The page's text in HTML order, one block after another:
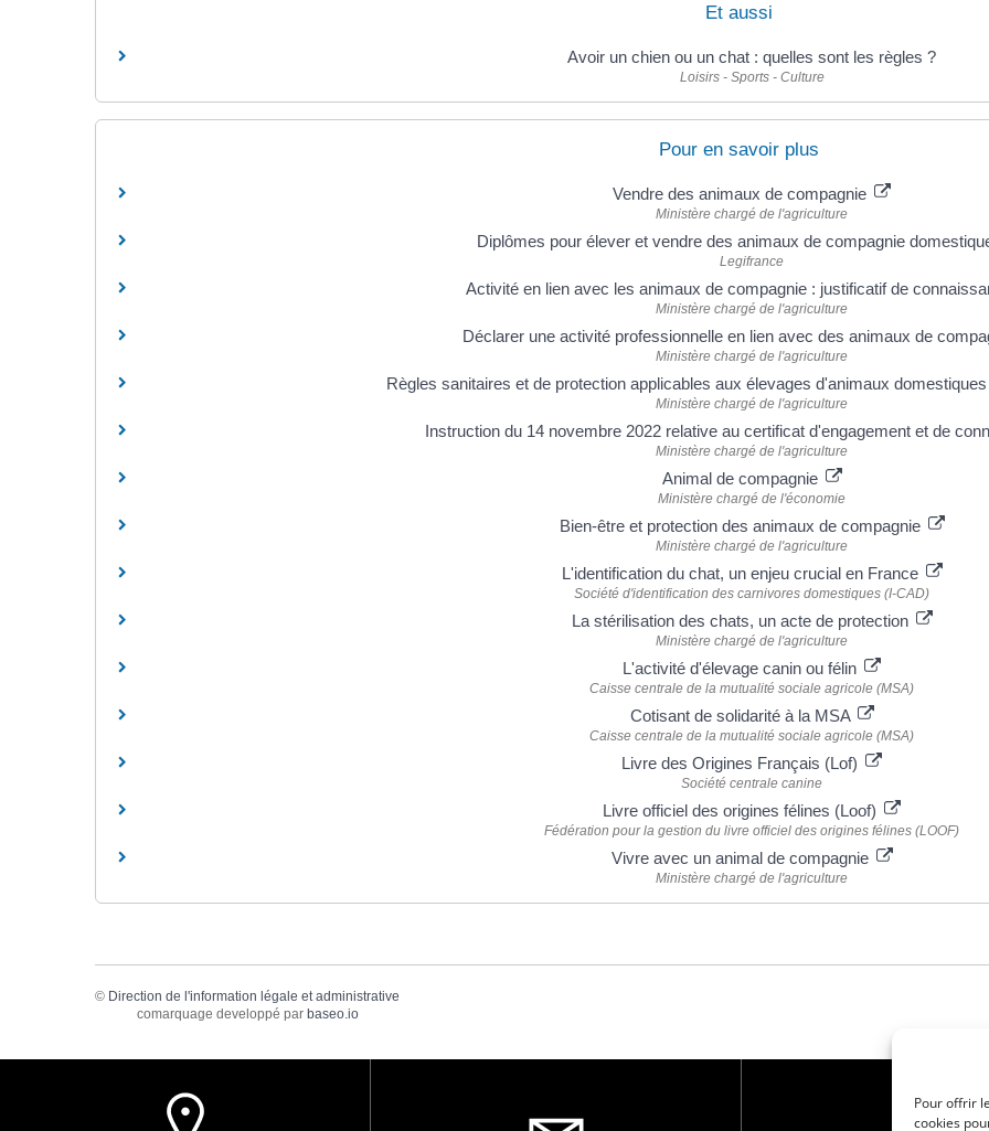
Pour offrir
cookies
Et aussi
Avoir un chien ou un chat : quelles sont les règles ?
Loisirs - Sports - Culture
Pour en savoir plus
Vendre des animaux de compagnie
Ministère chargé de l'agriculture
Diplômes pour élever et vendre des animaux de compagnie
Legifrance
Activité en lien avec les animaux de compagnie : justificatif de
Ministère chargé de l'agriculture
Déclarer une activité professionnelle en lien avec des animaux de
Ministère chargé de l'agriculture
Règles sanitaires et de protection applicables aux élevages d'animaux
Ministère chargé de l'agriculture
Instruction du 14 novembre 2022 relative au certificat d'engagement et de
Ministère chargé de l'agriculture
Animal de compagnie
Ministère chargé de l'économie
Bien-être et protection des animaux de compagnie
Ministère chargé de l'agriculture
L'identification du chat, un enjeu crucial en France
Société d'identification des carnivores domestiques (I-CAD)
La stérilisation des chats, un acte de protection
Ministère chargé de l'agriculture
L'activité d'élevage canin ou félin
Caisse centrale de la mutualité sociale agricole (MSA)
Cotisant de solidarité à la MSA
Caisse centrale de la mutualité sociale agricole (MSA)
Livre des Origines Français (Lof)
Société centrale canine
Livre officiel des origines félines (Loof)
Fédération pour la gestion du livre officiel des origines félines (LOOF)
Vivre avec un animal de compagnie
Ministère chargé de l'agriculture
© Direction de l'information légale et administrative
comarquage developpé par baseo.io